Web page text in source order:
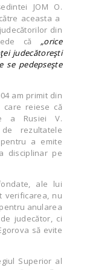
JOM O.
aceasta a
din
că „orice
judecătoreşti
se pedepseşte
am primit din
care reiese că
a Rusiei V.
rezultatele
a emite
disciplinar pe
ale lui
verificarea, nu
anularea
judecător, ci
să evite
Superior al